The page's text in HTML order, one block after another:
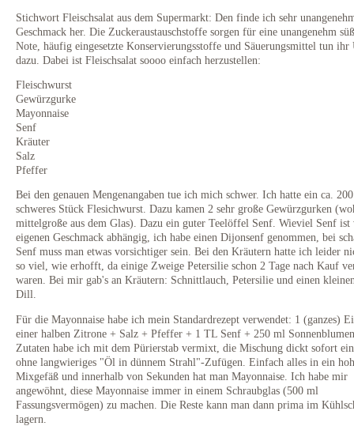
Stichwort Fleischsalat aus dem Supermarkt: Den finde ich sehr
Geschmack her. Die Zuckeraustauschstoffe sorgen für eine unangenehm
Note, häufig eingesetzte Konservierungsstoffe und Säuerungsmittel tun ihr
dazu. Dabei ist Fleischsalat soooo einfach herzustellen:
Fleischwurst
Gewürzgurke
Mayonnaise
Senf
Kräuter
Salz
Pfeffer
Bei den genauen Mengenangaben tue ich mich schwer. Ich hatte ein ca.
schweres Stück Flesichwurst. Dazu kamen 2 sehr große Gewürzgurken
mittelgroße aus dem Glas). Dazu ein guter Teelöffel Senf. Wieviel Senf ist
eigenen Geschmack abhängig, ich habe einen Dijonsenf genommen, bei
Senf muss man etwas vorsichtiger sein. Bei den Kräutern hatte ich leider
so viel, wie erhofft, da einige Zweige Petersilie schon 2 Tage nach Kauf
waren. Bei mir gab's an Kräutern: Schnittlauch, Petersilie und einen
Dill.
Für die Mayonnaise habe ich mein Standardrezept verwendet: 1 (ganzes)
einer halben Zitrone + Salz + Pfeffer + 1 TL Senf + 250 ml
Zutaten habe ich mit dem Pürierstab vermixt, die Mischung dickt sofort
ohne langwieriges "Öl in dünnem Strahl"-Zufügen. Einfach alles in ein
Mixgefäß und innerhalb von Sekunden hat man Mayonnaise. Ich habe mir
angewöhnt, diese Mayonnaise immer in einem Schraubglas (500 ml
Fassungsvermögen) zu machen. Die Reste kann man dann prima im
lagern.